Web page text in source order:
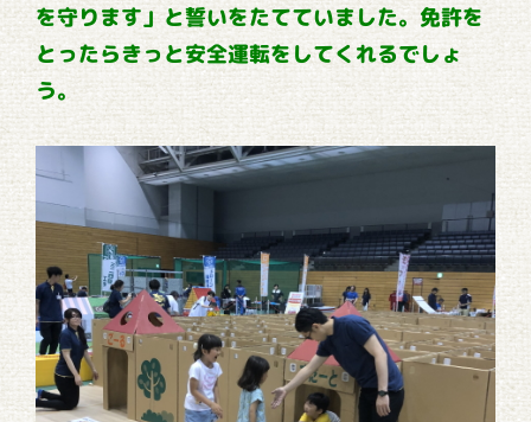
を守ります」と誓いをたてていました。免許を
とったらきっと安全運転をしてくれるでしょ
う。